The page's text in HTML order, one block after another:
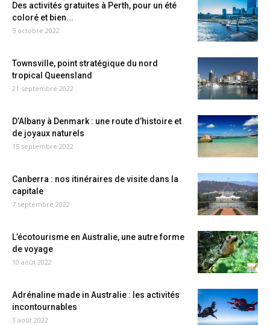
Des activités gratuites à Perth, pour un été
coloré et bien...
5 octobre 2022
Townsville, point stratégique du nord
tropical Queensland
21 septembre 2022
D’Albany à Denmark : une route d’histoire et
de joyaux naturels
15 septembre 2022
Canberra : nos itinéraires de visite dans la
capitale
7 septembre 2022
L’écotourisme en Australie, une autre forme
de voyage
10 août 2022
Adrénaline made in Australie : les activités
incontournables
3 août 2022